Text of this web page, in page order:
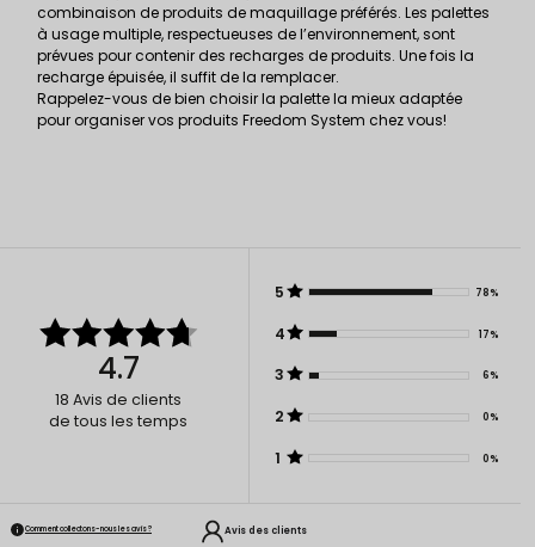
combinaison de produits de maquillage préférés. Les palettes
à usage multiple, respectueuses de l’environnement, sont
prévues pour contenir des recharges de produits. Une fois la
recharge épuisée, il suffit de la remplacer.
Rappelez-vous de bien choisir la palette la mieux adaptée
pour organiser vos produits Freedom System chez vous!
4.7
18 Avis de clients
de tous les temps
5 78%
4 17%
3 6%
2 0%
1 0%
Comment collectons-nous les avis ? Avis des clients